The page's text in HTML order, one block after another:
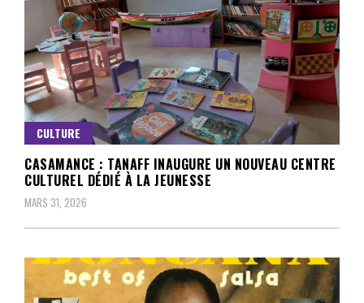
CULTURE
CASAMANCE : TANAFF INAUGURE UN NOUVEAU CENTRE
CULTUREL DÉDIÉ À LA JEUNESSE
MARS 31, 2026